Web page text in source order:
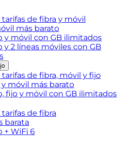
tarifas de fibra y móvil
más barato
y móvil con GB ilimitados
y 2 líneas móviles con GB
tarifas de fibra, móvil y fijo
y móvil más barato
fijo y móvil con GB ilimitados
tarifas de fibra
barata
+ WiFi 6